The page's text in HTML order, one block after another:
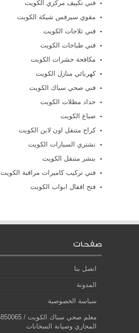
فني تكييف مركزي الكويت
مقوي سيرفس شيكة الكويت
فني ثلاجات الكويت
فني طباخات الكويت
مكافحة حشرات الكويت
كهربائي منازل الكويت
فني صحي سباك الكويت
حداد مظلات الكويت
صباغ الكويت
كراج متنقل اون لاين الكويت
نشتري السيارات الكويت
بنشر متنقل الكويت
فني تركيب كاميرات مراقبة الكويت
فتح اقفال ابواب الكويت
صفحات
اتصل بنا
المدونة
سياسة الخصوصية
المجاري وصيانة السخانات